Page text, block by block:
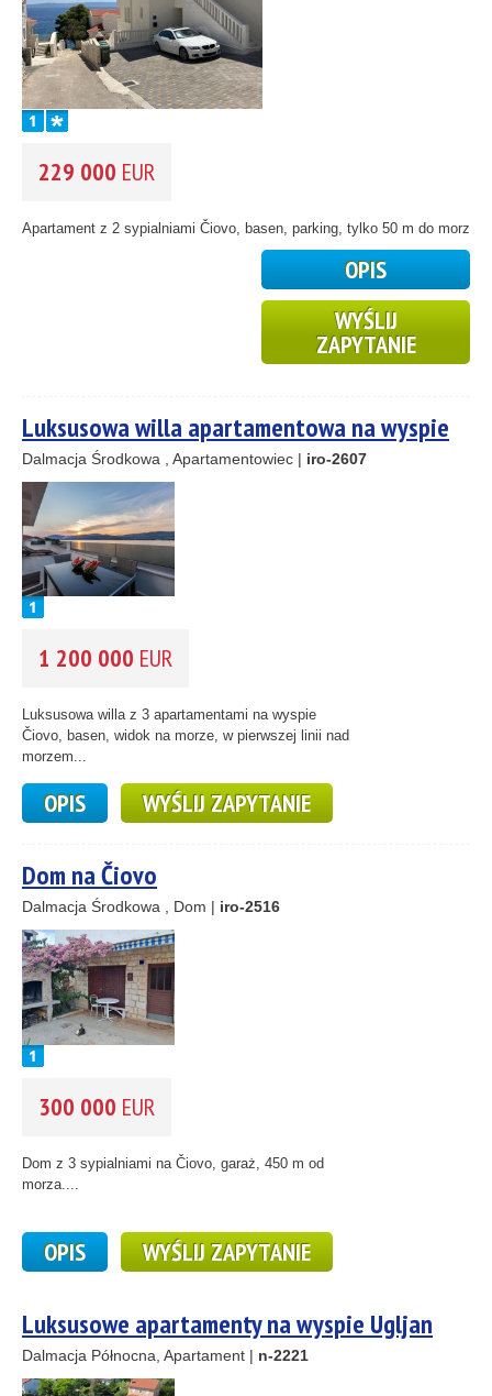
229 000 EUR
Apartament z 2 sypialniami Čiovo, basen, parking, tylko 50 m do
OPIS
WYŚLIJ
ZAPYTANIE
Luksusowa willa apartamentowa na wyspie
Čiovo
Dalmacja Środkowa , Apartamentowiec | iro-2607
1 200 000 EUR
Luksusowa willa z 3 apartamentami na wyspie
Čiovo, basen, widok na morze, w pierwszej linii nad
morzem...
OPIS WYŚLIJ ZAPYTANIE
Dom na Čiovo
Dalmacja Środkowa , Dom | iro-2516
300 000 EUR
Dom z 3 sypialniami na Čiovo, garaż, 450 m od
morza....
OPIS WYŚLIJ ZAPYTANIE
Luksusowe apartamenty na wyspie Ugljan
Dalmacja Północna, Apartament | n-2221